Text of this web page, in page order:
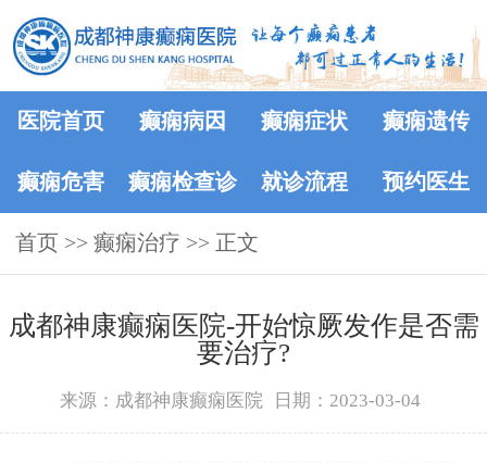
医院首页 癫痫病因 癫痫症状 癫痫遗传
癫痫危害 癫痫检查诊
断
就诊流程 预约医生
首页 >> 癫痫治疗 >> 正文
成都神康癫痫医院-开始惊厥发作是否需
要治疗?
来源：成都神康癫痫医院 日期：2023-03-04